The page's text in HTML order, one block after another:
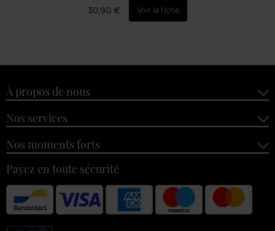
30,90 € Voir la fiche
À propos de nous
Nos services
Nos moments forts
Payez en toute sécurité